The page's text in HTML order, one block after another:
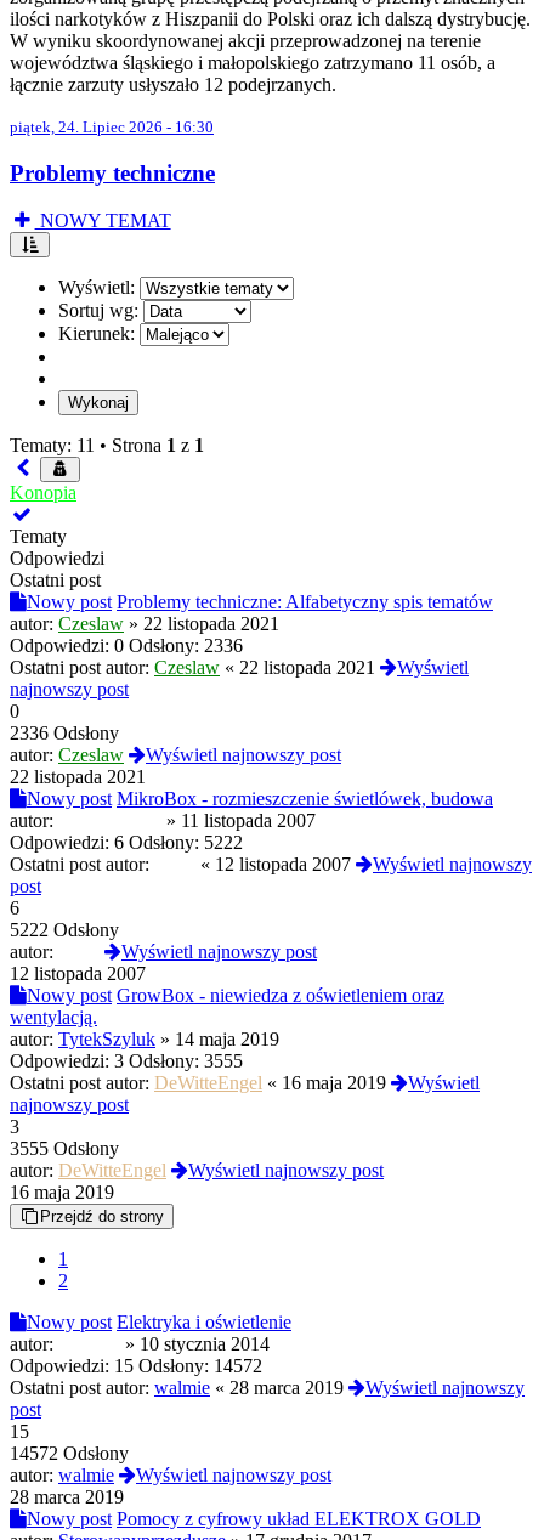
ilości narkotyków z Hiszpanii do Polski oraz ich dalszą dystrybucję.
W wyniku skoordynowanej akcji przeprowadzonej na terenie
województwa śląskiego i małopolskiego zatrzymano 11 osób, a
łącznie zarzuty usłyszało 12 podejrzanych.
piątek, 24. Lipiec 2026 - 16:30
Problemy techniczne
NOWY TEMAT
Wyświetl:
Sortuj wg:
Kierunek:
Tematy: 11 • Strona 1 z 1
Konopia
Tematy
Odpowiedzi
Ostatni post
Nowy post Problemy techniczne: Alfabetyczny spis tematów
autor: Czeslaw » 22 listopada 2021
Odpowiedzi: 0 Odsłony: 2336
Ostatni post autor: Czeslaw « 22 listopada 2021
Wyświetl
najnowszy post
0
2336 Odsłony
autor: Czeslaw
Wyświetl najnowszy post
22 listopada 2021
Nowy post MikroBox - rozmieszczenie świetlówek, budowa
autor:
» 11 listopada 2007
Odpowiedzi: 6 Odsłony: 5222
Ostatni post autor:
« 12 listopada 2007
Wyświetl najnowszy
post
6
5222 Odsłony
autor:
Wyświetl najnowszy post
12 listopada 2007
Nowy post GrowBox - niewiedza z oświetleniem oraz
wentylacją.
autor: TytekSzyluk » 14 maja 2019
Odpowiedzi: 3 Odsłony: 3555
Ostatni post autor: DeWitteEngel « 16 maja 2019
Wyświetl
najnowszy post
3
3555 Odsłony
autor: DeWitteEngel
Wyświetl najnowszy post
16 maja 2019
Przejdź do strony
1
2
Nowy post Elektryka i oświetlenie
autor:
» 10 stycznia 2014
Odpowiedzi: 15 Odsłony: 14572
Ostatni post autor: walmie « 28 marca 2019
Wyświetl najnowszy
post
15
14572 Odsłony
autor: walmie
Wyświetl najnowszy post
28 marca 2019
Nowy post Pomocy z cyfrowy układ ELEKTROX GOLD